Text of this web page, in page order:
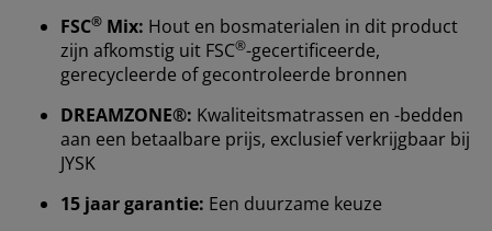
FSC® Mix: Hout en bosmaterialen in dit product
zijn afkomstig uit FSC®-gecertificeerde,
gerecycleerde of gecontroleerde bronnen
DREAMZONE®: Kwaliteitsmatrassen en -bedden
aan een betaalbare prijs, exclusief verkrijgbaar bij
JYSK
15 jaar garantie: Een duurzame keuze
Bij JYSK gebruiken we cookies en mobiele
identificatoren om je een goede ervaring te bieden
tijdens het bezoeken van onze website. Cookies
verzamelen informatie over jou om functionaliteit,
statistieken en relevante marketing te waarborgen.
Wanneer je marketingcookies accepteert, delen we je
Google, Meta en Tiktok) voor gepersonaliseerde en